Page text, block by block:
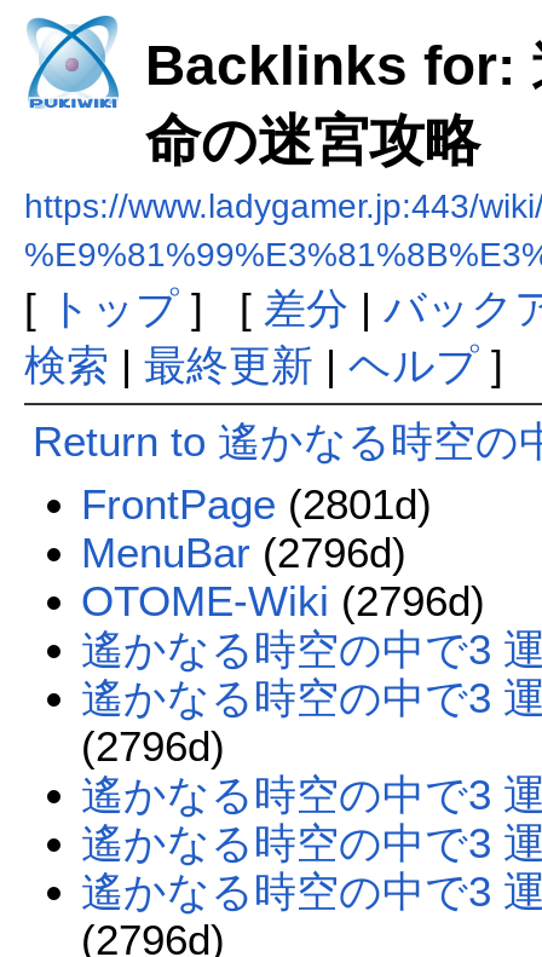
Backlinks for:
命の迷宮攻略
https://www.ladygamer.jp:443/
[ トップ] [ 差分 | バック
検索 | 最終更新 | ヘルプ]
Return to 遙かなる時空の
FrontPage (2801d)
MenuBar (2796d)
OTOME-Wiki (2796d)
遙かなる時空の中で3
遙かなる時空の中で3
(2796d)
遙かなる時空の中で3
遙かなる時空の中で3
遙かなる時空の中で3
(2796d)